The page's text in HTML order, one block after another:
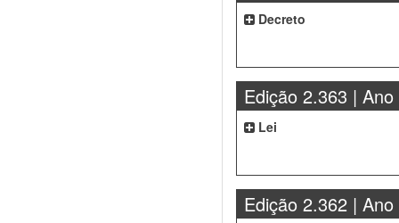
Decreto
Edição 2.363 | Ano
Lei
Edição 2.362 | Ano